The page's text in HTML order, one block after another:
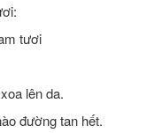
tươi
lên da.
đường tan hết.